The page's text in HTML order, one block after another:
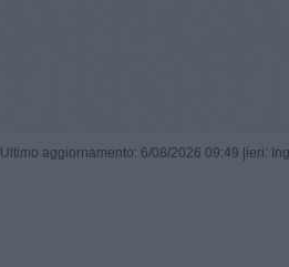
Ultimo aggiornamento: 6/08/2026 09:49 | ieri: